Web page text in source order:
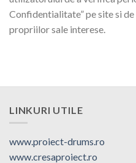
Confidentialitate” pe site si
propriilor sale interese.
LINKURI UTILE
www.proiect-drums.ro
www.cresaproiect.ro